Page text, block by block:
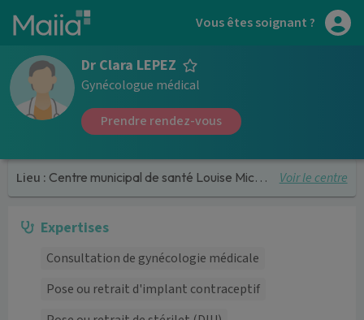
Aller au contenu principal Vous êtes soignant ?
Dr Clara LEPEZ
Gynécologue médical
Prendre rendez-vous
Lieu : Centre municipal de santé Louise Michel Voir le centre
Expertises
Consultation de gynécologie médicale
Pose ou retrait d'implant contraceptif